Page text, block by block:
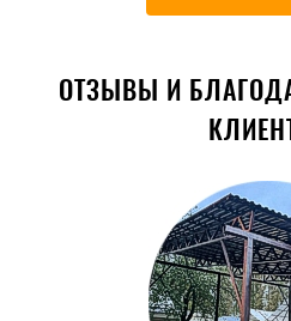
ОТЗЫВЫ И